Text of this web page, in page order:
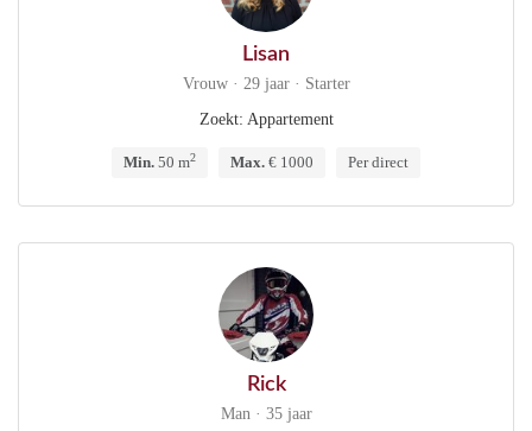
Lisan
Vrouw · 29 jaar · Starter
Zoekt: Appartement
Min. 50 m2 Max. € 1000 Per direct
Rick
Man · 35 jaar